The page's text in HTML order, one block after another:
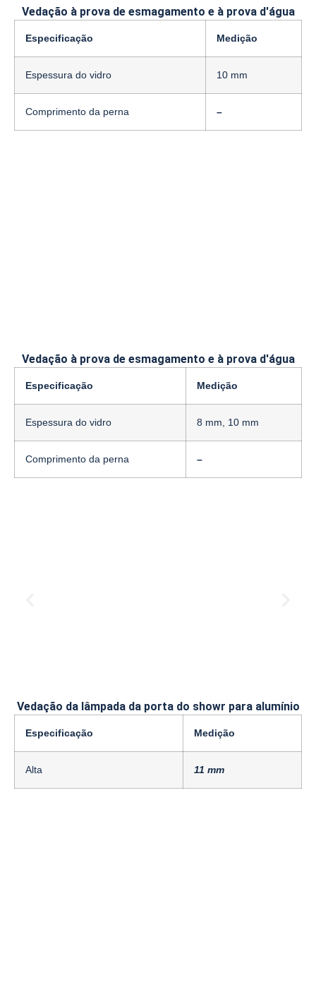
Vedação à prova de esmagamento e à prova d'água
Especificação Medição
Espessura do vidro 10 mm
Comprimento da perna –
Vedação à prova de esmagamento e à prova d'água
Especificação Medição
Espessura do vidro 8 mm, 10 mm
Comprimento da perna –
Vedação da lâmpada da porta do showr para alumínio
Especificação Medição
Alta 11 mm